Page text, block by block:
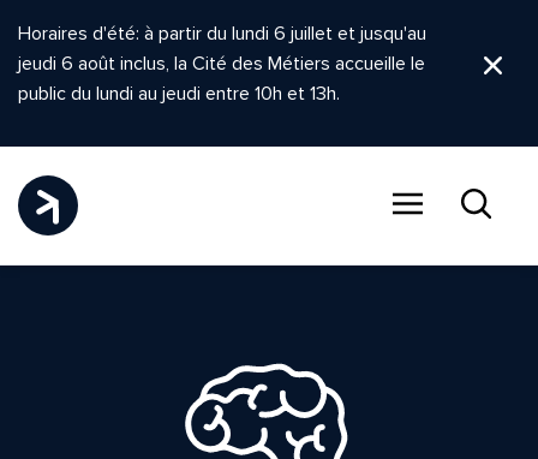
Horaires d'été: à partir du lundi 6 juillet et jusqu'au
jeudi 6 août inclus, la Cité des Métiers accueille le
public du lundi au jeudi entre 10h et 13h.